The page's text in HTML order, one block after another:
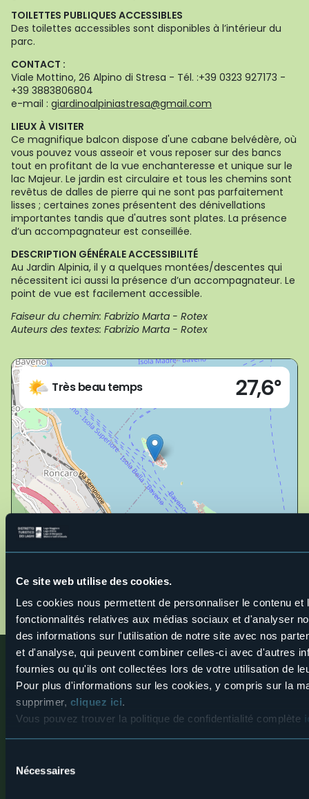
Ce site web utilise des cookies.
Les cookies nous permettent de personnaliser le contenu
fonctionnalités relatives aux médias sociaux et d'analyser
des informations sur l'utilisation de notre site avec nos
et d'analyse, qui peuvent combiner celles-ci avec d'autres
fournies ou qu'ils ont collectées lors de votre utilisation de
Pour plus d'informations sur les cookies, y compris sur la
supprimer, cliquez ici.
Vous pouvez trouver la politique de confidentialité complète
Nécessaires
TOILETTES PUBLIQUES ACCESSIBLES
Des toilettes accessibles sont disponibles à l’intérieur du
parc.
CONTACT :
Viale Mottino, 26 Alpino di Stresa - Tél. :+39 0323 927173 -
+39 3883806804
e-mail : giardinoalpiniastresa@gmail.com
LIEUX À VISITER
Ce magnifique balcon dispose d'une cabane belvédère, où
vous pouvez vous asseoir et vous reposer sur des bancs
tout en profitant de la vue enchanteresse et unique sur le
lac Majeur. Le jardin est circulaire et tous les chemins sont
revêtus de dalles de pierre qui ne sont pas parfaitement
lisses ; certaines zones présentent des dénivellations
importantes tandis que d'autres sont plates. La présence
d’un accompagnateur est conseillée.
DESCRIPTION GÉNÉRALE ACCESSIBILITÉ
Au Jardin Alpinia, il y a quelques montées/descentes qui
nécessitent ici aussi la présence d’un accompagnateur. Le
point de vue est facilement accessible.
Faiseur du chemin: Fabrizio Marta - Rotex
Auteurs des textes: Fabrizio Marta - Rotex
Très beau temps 27,6°
Stresa (VB)
Ouvrir la carte
01_2.jpg
Proche
Découvrez des lieux, les expériences et les activités à
proximité
1